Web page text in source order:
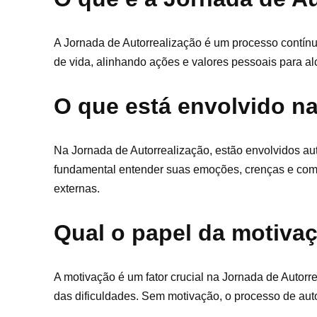
A Jornada de Autorrealização é um processo
de vida, alinhando ações e valores pessoais para
O que está envolvido
Na Jornada de Autorrealização, estão envolvidos
fundamental entender suas emoções, crenças e
externas.
Qual o papel da
A motivação é um fator crucial na Jornada de
das dificuldades. Sem motivação, o processo de